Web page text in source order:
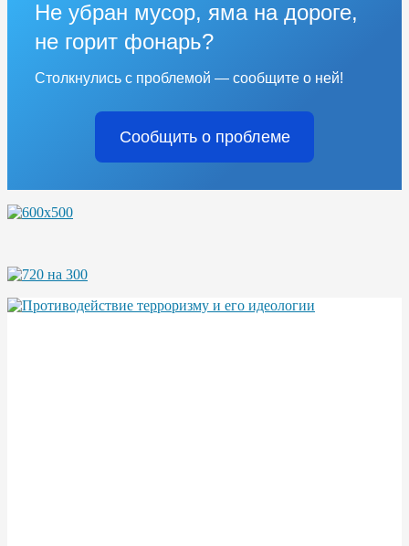
Не убран мусор, яма на дороге,
не горит фонарь?
Столкнулись с проблемой — сообщите о ней!
Сообщить о проблеме